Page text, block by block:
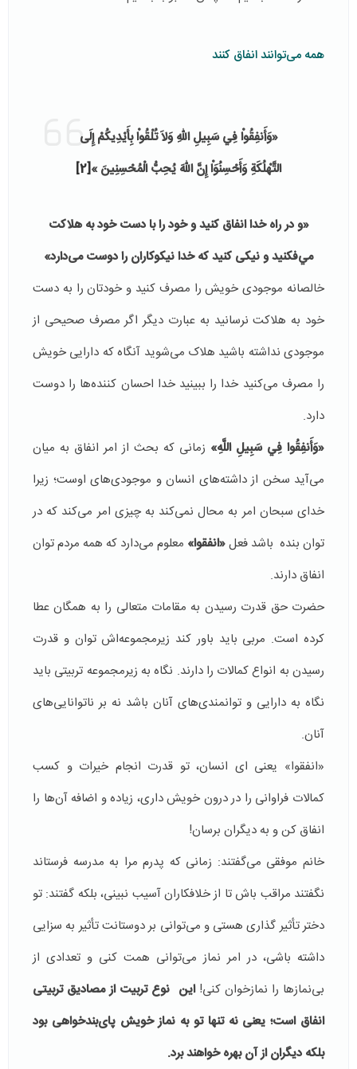
همه می‌توانند انفاق كنند
«وَأَنفِقُواْ فِي سَبِيلِ اللّهِ وَلاَ تُلْقُواْ بِأَيْدِيكُمْ إِلَى
التَّهْلُكَةِ وَأَحْسِنُوَاْ إِنَّ اللّهَ يُحِبُّ الْمُحْسِنِينَ »
[2]
«و در راه خدا انفاق كنيد و خود را با دست‏ خود به هلاكت
مي‌فكنيد و نيكى كنيد كه خدا نيكوكاران را دوست مى‌‏دارد»
خالصانه موجودی خویش را مصرف کنید و خودتان را به دست
خود به هلاکت نرسانید به عبارت دیگر اگر مصرف صحیحی از
موجودی نداشته باشید هلاک می‌شوید آنگاه که دارایی خویش
را مصرف می‌کنید خدا را ببینید خدا احسان کننده‌ها را دوست
دارد.
«وَأَنفِقُوا فِي سَبِيلِ اللَّهِ» زمانی که بحث از امر انفاق به میان
می‌آید سخن از داشته‌های انسان و موجودی‌های اوست؛ زیرا
خدای سبحان امر به محال نمی‌کند به چیزی امر می‌کند که در
توان بنده باشد فعل«انفقوا» معلوم می‌دارد که همه مردم توان
انفاق دارند.
حضرت حق قدرت رسیدن به مقامات متعالی را به همگان عطا
کرده است. مربی باید باور کند زیرمجموعه‌اش توان و قدرت
رسیدن به انواع کمالات را دارند. نگاه به زیرمجموعه تربیتی باید
نگاه به دارایی و توانمندی‌های آنان باشد نه بر ناتوانایی‌های
آنان.
«انفقوا» یعنی ای انسان، تو قدرت انجام خیرات و کسب
کمالات فراوانی را در درون خویش داری، زیاده و اضافه آن‌ها را
انفاق کن و به دیگران برسان!
خانم موفقی می‌گفتند: زمانی که پدرم مرا به مدرسه فرستاند
نگفتند مراقب باش تا از خلافکاران آسیب نبینی، بلکه گفتند: تو
دختر تأثیر گذاری هستی و می‌توانی بر دوستانت تأثیر به سزایی
داشته باشی، در امر نماز می‌توانی همت کنی و تعدادی از
بی‌نمازها را نمازخوان کنی!این نوع تربیت از مصادیق تربیتی
انفاق است؛ یعنی نه تنها تو به نماز خویش پای‌بندخواهی بود
بلکه دیگران از آن بهره خواهند برد.